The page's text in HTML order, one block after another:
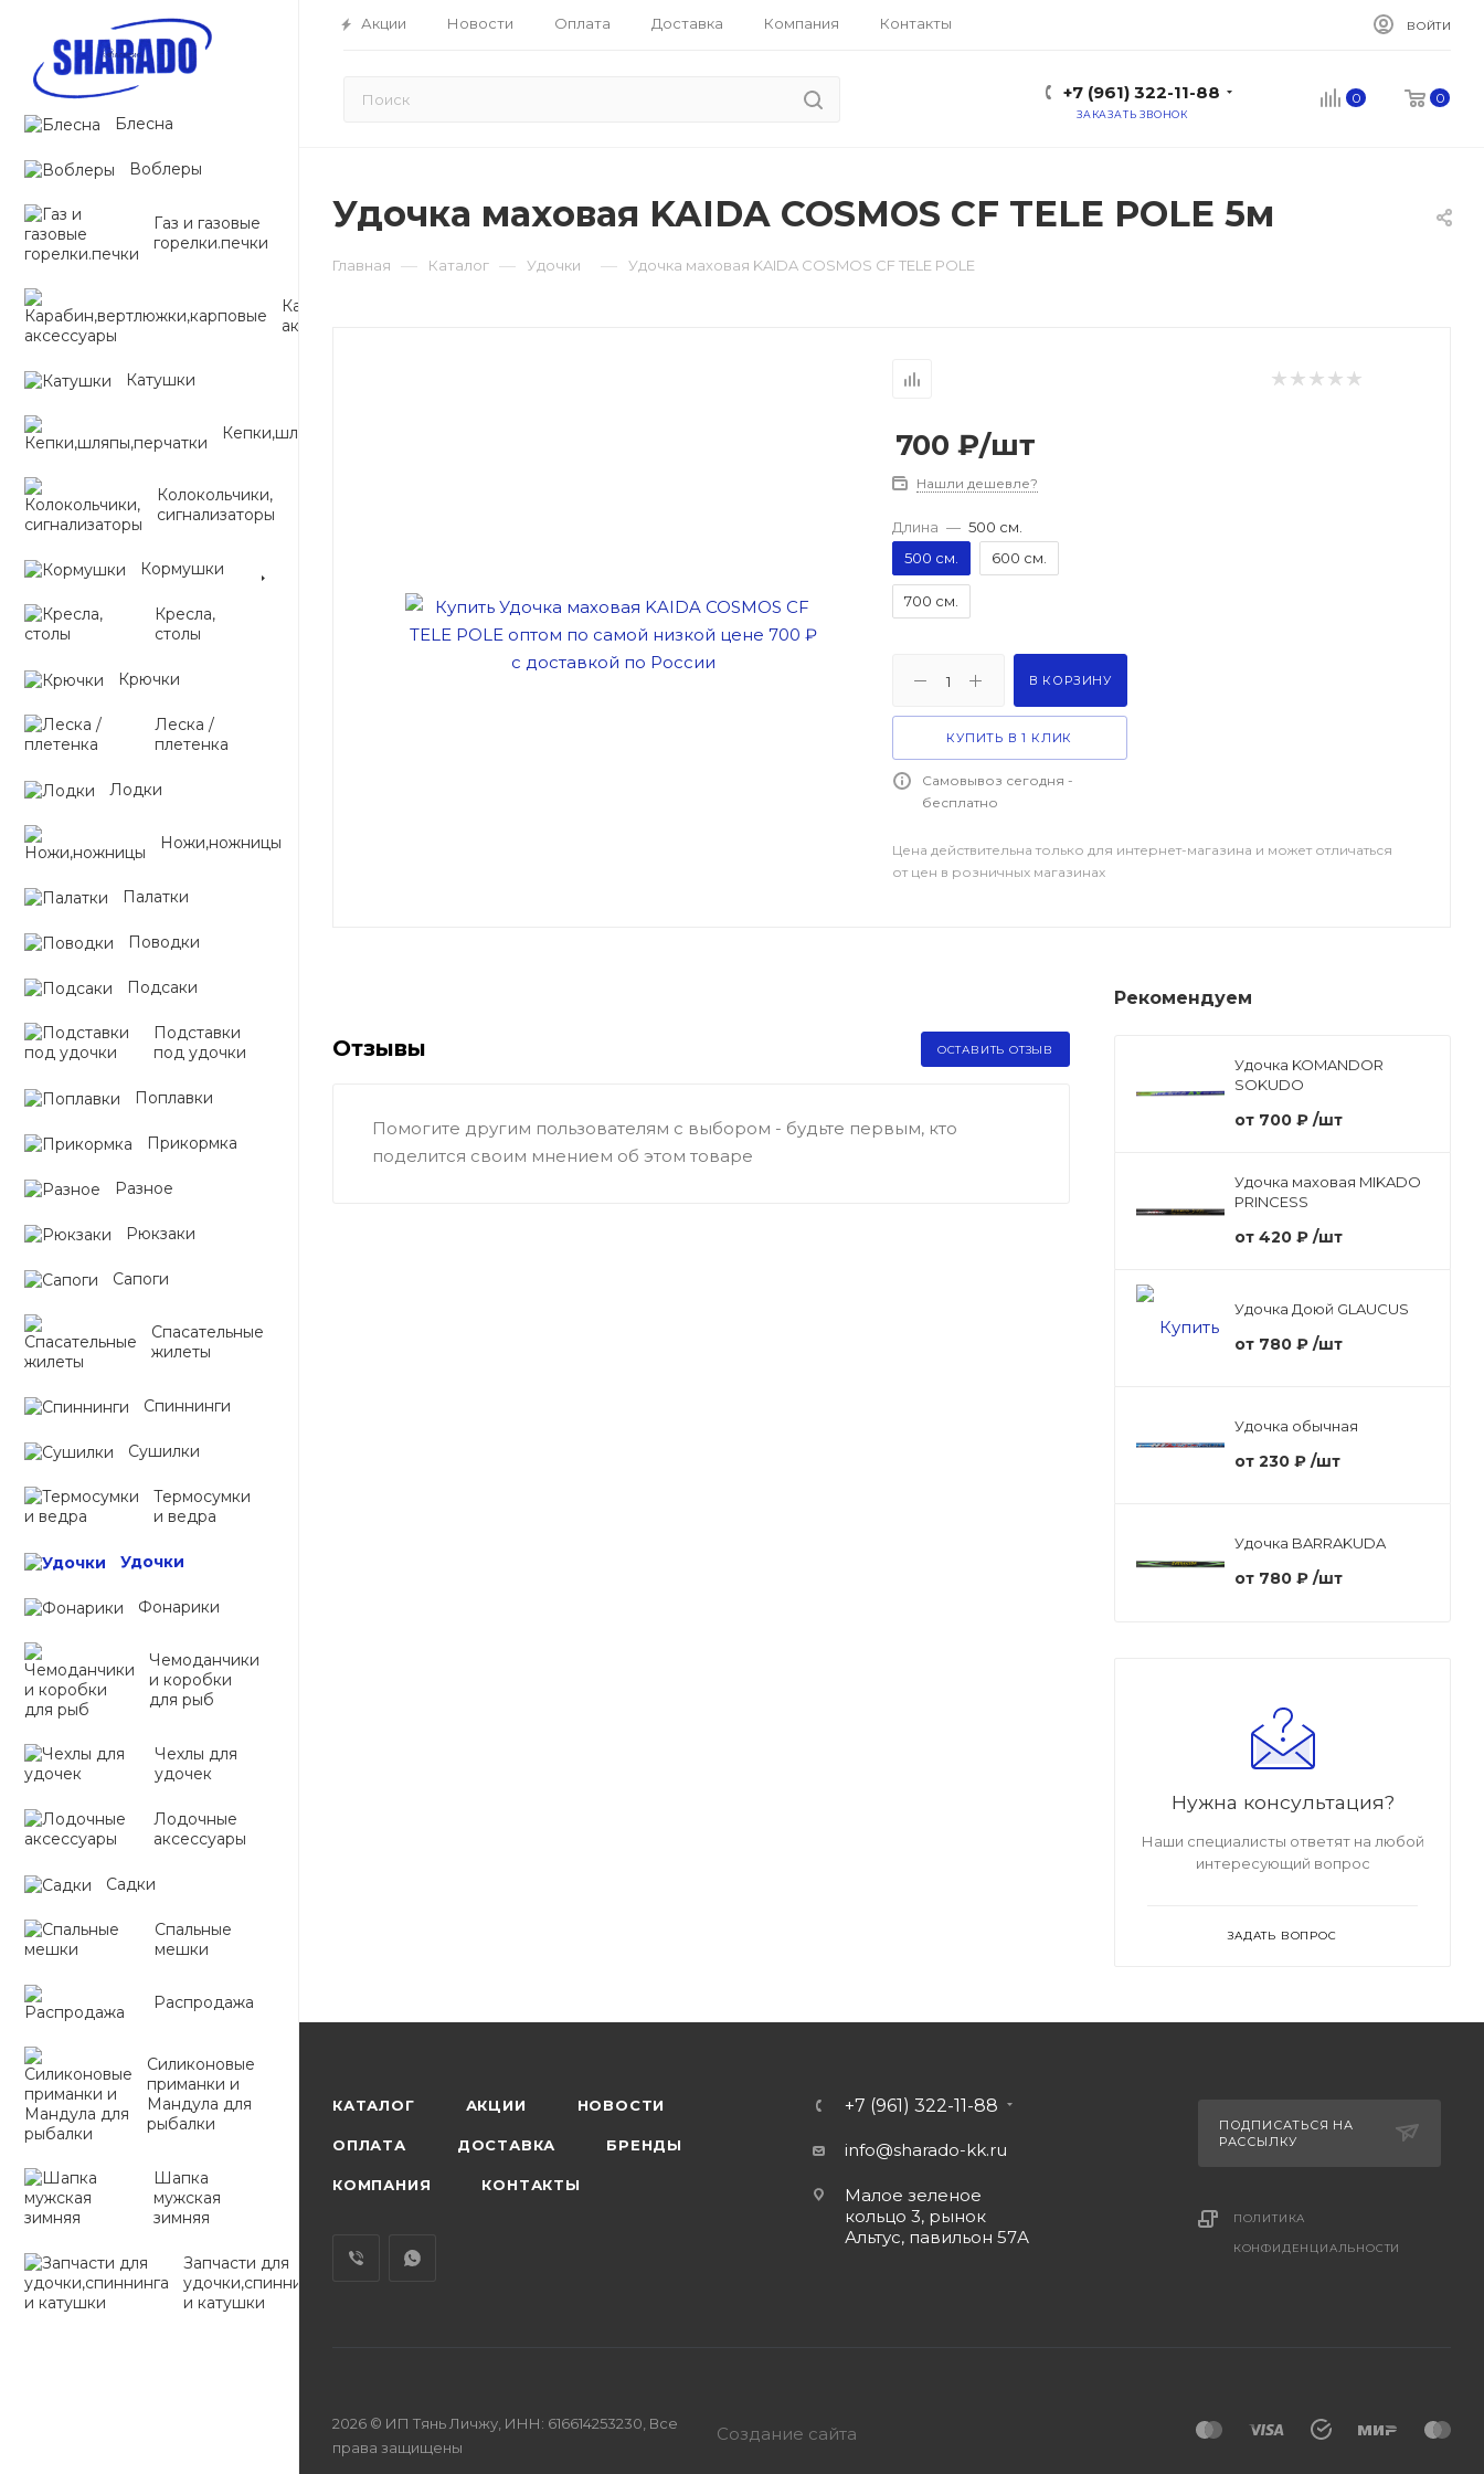
Акции Новости Оплата Доставка Компания Контакты ВОЙТИ
0 0
+7 (961) 322-11-88
ЗАКАЗАТЬ ЗВОНОК
Блесна
Воблеры
Газ и газовые
горелки.печки
Карабин,вертлюжки,карповые
аксессуары
Катушки
Кепки,шляпы,перчатки
Колокольчики,
сигнализаторы
Кормушки
Кресла,
столы
Крючки
Леска /
плетенка
Лодки
Ножи,ножницы
Палатки
Поводки
Подсаки
Подставки
под удочки
Поплавки
Прикормка
Разное
Рюкзаки
Сапоги
Спасательные
жилеты
Спиннинги
Сушилки
Термосумки
и ведра
Удочки
Фонарики
Чемоданчики
и коробки
для рыб
Чехлы для
удочек
Лодочные
аксессуары
Садки
Спальные
мешки
Распродажа
Силиконовые
приманки и
Мандула для
рыбалки
Шапка
мужская
зимняя
Запчасти для
удочки,спиннинга
и катушки
Удочка маховая KAIDA COSMOS CF TELE POLE 5м
Главная — Каталог — Удочки — Удочка маховая KAIDA COSMOS CF TELE POLE
700 ₽/шт
Нашли дешевле?
Длина — 500 см.
500 см.
600 см.
700 см.
В КОРЗИНУ
КУПИТЬ В 1 КЛИК
Самовывоз сегодня -
бесплатно
Цена действительна только для интернет-магазина и может отличаться
от цен в розничных магазинах
Отзывы ОСТАВИТЬ ОТЗЫВ
Помогите другим пользователям с выбором - будьте первым, кто
поделится своим мнением об этом товаре
Рекомендуем
Удочка KOMANDOR
SOKUDO
от 700 ₽ /шт
Удочка маховая MIKADO
PRINCESS
от 420 ₽ /шт
Удочка Доюй GLAUCUS
от 780 ₽ /шт
Удочка обычная
от 230 ₽ /шт
Удочка BARRAKUDA
от 780 ₽ /шт
Нужна консультация?
Наши специалисты ответят на любой
интересующий вопрос
ЗАДАТЬ ВОПРОС
КАТАЛОГ АКЦИИ НОВОСТИ
ОПЛАТА ДОСТАВКА БРЕНДЫ
КОМПАНИЯ КОНТАКТЫ
+7 (961) 322-11-88
info@sharado-kk.ru
Малое зеленое
кольцо 3, рынок
Альтус, павильон 57А
ПОДПИСАТЬСЯ НА
РАССЫЛКУ
ПОЛИТИКА
КОНФИДЕНЦИАЛЬНОСТИ
2026 © ИП Тянь Личжу, ИНН: 616614253230, Все
права защищены
Создание сайта